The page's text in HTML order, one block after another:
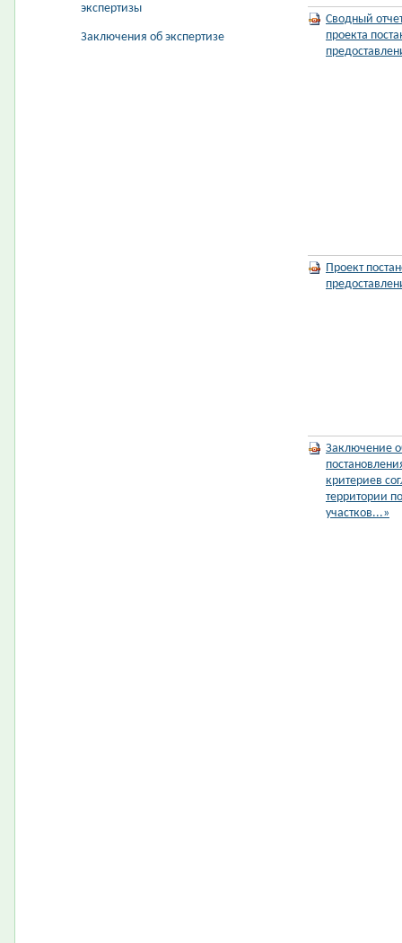
экспертизы
Заключения об экспертизе
Сводный
проекта
Проект
Заключение
критериев
территории
участков...»